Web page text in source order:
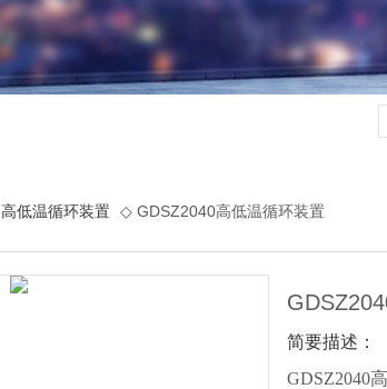
高低温循环装置 ◇ GDSZ2040高低温循环装置
简要描述：
GDSZ2040